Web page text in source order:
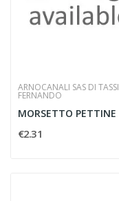
ARNOCANALI SAS DI TASSI
FERNANDO
€2.31